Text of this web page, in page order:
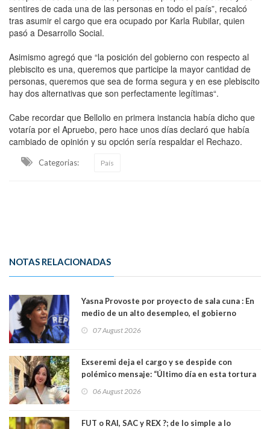
sentires de cada una de las personas en todo el país”, recalcó
tras asumir el cargo que era ocupado por Karla Rubilar, quien
pasó a Desarrollo Social.
Asimismo agregó que “la posición del gobierno con respecto al
plebiscito es una, queremos que participe la mayor cantidad de
personas, queremos que sea de forma segura y en ese plebiscito
hay dos alternativas que son perfectamente legítimas“.
Cabe recordar que Bellolio en primera instancia había dicho que
votaría por el Apruebo, pero hace unos días declaró que había
cambiado de opinión y su opción sería respaldar el Rechazo.
Categorias: País
NOTAS RELACIONADAS
Yasna Provoste por proyecto de sala cuna : En
medio de un alto desempleo, el gobierno
07 August 2026
Exseremi deja el cargo y se despide con
polémico mensaje: “Último día en esta tortura
06 August 2026
FUT o RAI, SAC y REX ?; de lo simple a lo